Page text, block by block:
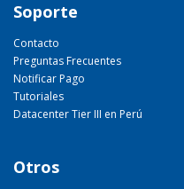
Soporte
Contacto
Preguntas Frecuentes
Notificar Pago
Tutoriales
Datacenter Tier III en Perú
Otros